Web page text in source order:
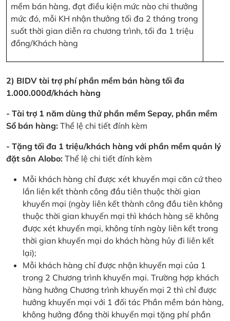
mềm bán hàng, đạt điều kiện mức nào chi thưởng
mức đó, mỗi KH nhận thưởng tối đa 2 tháng trong
suốt thời gian diễn ra chương trình, tối đa 1 triệu
đồng/Khách hàng
2) BIDV tài trợ phí phần mềm bán hàng tối đa
1.000.000đ/khách hàng
- Tài trợ 1 năm dùng thử phần mềm Sepay, phần mềm
Sổ bán hàng: Thể lệ chi tiết đính kèm
- Tặng tối đa 1 triệu/khách hàng với phần mềm quản lý
đặt sân Alobo: Thể lệ chi tiết đính kèm
Mỗi khách hàng chỉ được xét khuyến mại căn cứ theo
lần liên kết thành công đầu tiên thuộc thời gian
khuyến mại (ngày liên kết thành công đầu tiên không
thuộc thời gian khuyến mại thì khách hàng sẽ không
được xét khuyến mại, không tính ngày liên kết trong
thời gian khuyến mại do khách hàng hủy đi liên kết
lại);
Mỗi khách hàng chỉ được nhận khuyến mại của 1
trong 2 Chương trình khuyến mại. Trường hợp khách
hàng hưởng Chương trình khuyến mại 2 thì chỉ được
hưởng khuyến mại với 1 đối tác Phần mềm bán hàng,
không hưởng đồng thời khuyến mại tặng phí phần